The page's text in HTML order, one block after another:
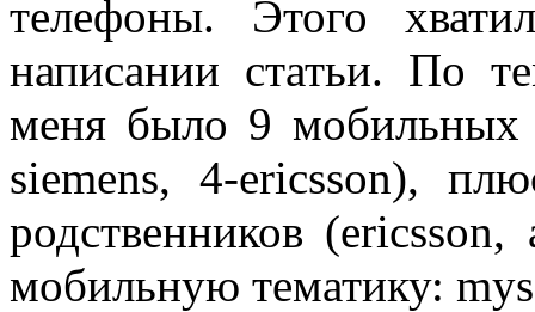
телефоны. Этого
написании статьи. По
меня было 9 мобильных
siemens, 4-ericsson),
родственников
мобильную тематику: